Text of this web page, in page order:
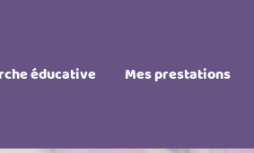
éducative Mes prestations